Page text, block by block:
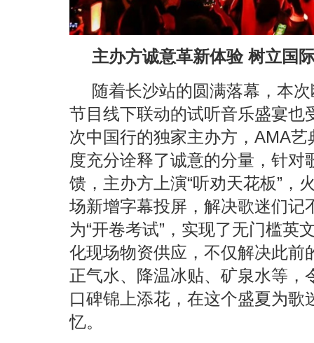
主办方诚意革新体验 树立国
随着长沙站的圆满落幕，本
节目线下联动的试听音乐盛宴也
次中国行的独家主办方，AMA艺
度充分诠释了诚意的分量，针对
馈，主办方上演“听劝天花板”，
场新增字幕投屏，解决歌迷们记
为“开卷考试”，实现了无门槛英
化现场物资供应，不仅解决此前
正气水、降温冰贴、矿泉水等，
口碑锦上添花，在这个盛夏为歌
忆。